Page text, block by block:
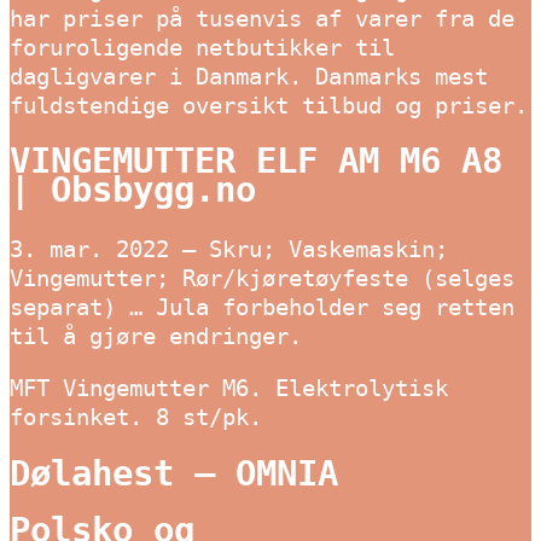
har priser på tusenvis af varer fra de
foruroligende netbutikker til
dagligvarer i Danmark. Danmarks mest
fuldstendige oversikt tilbud og priser.
VINGEMUTTER ELF AM M6 A8
| Obsbygg.no
3. mar. 2022 — Skru; Vaskemaskin;
Vingemutter; Rør/kjøretøyfeste (selges
separat) … Jula forbeholder seg retten
til å gjøre endringer.
MFT Vingemutter M6. Elektrolytisk
forsinket. 8 st/pk.
Dølahest – OMNIA
Polsko og